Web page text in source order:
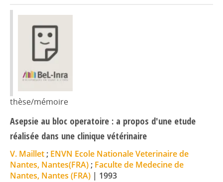
thèse/mémoire
Asepsie au bloc operatoire : a propos d'une etude
réalisée dans une clinique vétérinaire
V. Maillet; ENVN Ecole Nationale Veterinaire de
Nantes, Nantes(FRA); Faculte de Medecine de
Nantes, Nantes (FRA) | 1993